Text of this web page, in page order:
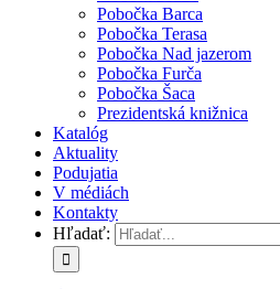
Pobočka Barca
Pobočka Terasa
Pobočka Nad jazerom
Pobočka Furča
Pobočka Šaca
Prezidentská knižnica
Katalóg
Aktuality
Podujatia
V médiách
Kontakty
Hľadať: